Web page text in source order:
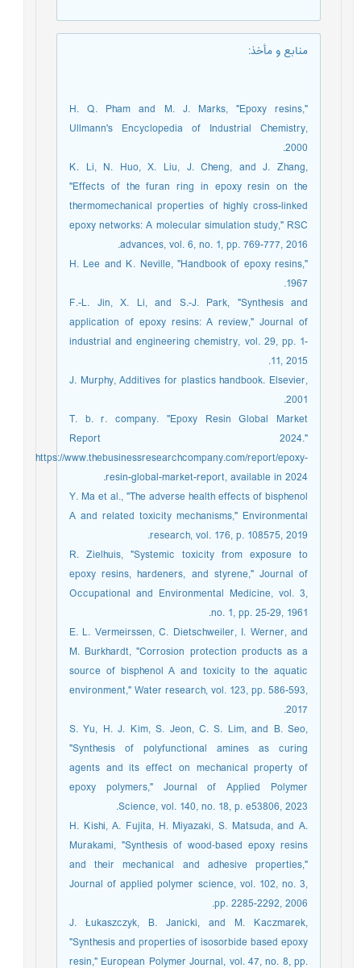
منابع و مأخذ:
H. Q. Pham and M. J. Marks, "Epoxy resins,"
Ullmann's Encyclopedia of Industrial Chemistry,
2000.
K. Li, N. Huo, X. Liu, J. Cheng, and J. Zhang,
"Effects of the furan ring in epoxy resin on the
thermomechanical properties of highly cross-linked
epoxy networks: A molecular simulation study," RSC
advances, vol. 6, no. 1, pp. 769-777, 2016.
H. Lee and K. Neville, "Handbook of epoxy resins,"
1967.
F.-L. Jin, X. Li, and S.-J. Park, "Synthesis and
application of epoxy resins: A review," Journal of
industrial and engineering chemistry, vol. 29, pp. 1-
11, 2015.
J. Murphy, Additives for plastics handbook. Elsevier,
2001.
T. b. r. company. "Epoxy Resin Global Market
Report 2024."
https://www.thebusinessresearchcompany.com/report/epoxy-
resin-global-market-report, available in 2024.
Y. Ma et al., "The adverse health effects of bisphenol
A and related toxicity mechanisms," Environmental
research, vol. 176, p. 108575, 2019.
R. Zielhuis, "Systemic toxicity from exposure to
epoxy resins, hardeners, and styrene," Journal of
Occupational and Environmental Medicine, vol. 3,
no. 1, pp. 25-29, 1961.
E. L. Vermeirssen, C. Dietschweiler, I. Werner, and
M. Burkhardt, "Corrosion protection products as a
source of bisphenol A and toxicity to the aquatic
environment," Water research, vol. 123, pp. 586-593,
2017.
S. Yu, H. J. Kim, S. Jeon, C. S. Lim, and B. Seo,
"Synthesis of polyfunctional amines as curing
agents and its effect on mechanical property of
epoxy polymers," Journal of Applied Polymer
Science, vol. 140, no. 18, p. e53806, 2023.
H. Kishi, A. Fujita, H. Miyazaki, S. Matsuda, and A.
Murakami, "Synthesis of wood‐based epoxy resins
and their mechanical and adhesive properties,"
Journal of applied polymer science, vol. 102, no. 3,
pp. 2285-2292, 2006.
J. Łukaszczyk, B. Janicki, and M. Kaczmarek,
"Synthesis and properties of isosorbide based epoxy
resin," European Polymer Journal, vol. 47, no. 8, pp.